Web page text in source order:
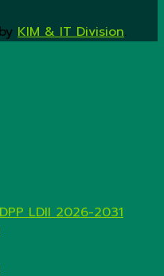
KIM & IT Division.
LDII 2026-2031